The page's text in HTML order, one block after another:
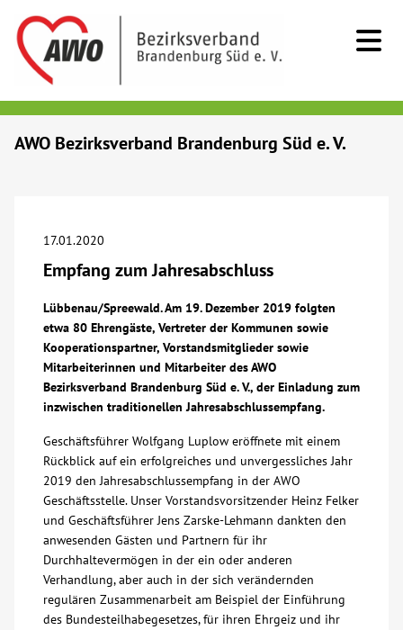
Beratung & Hilfe
Begegnung
Bildung
Über uns
Veranstaltungen
Spenden
Mitmachen
AWO Bezirksverband Brandenburg Süd e. V.
17.01.2020
Empfang zum Jahresabschluss
Lübbenau/Spreewald. Am 19. Dezember 2019 folgten
etwa 80 Ehrengäste, Vertreter der Kommunen sowie
Kooperationspartner, Vorstandsmitglieder sowie
Mitarbeiterinnen und Mitarbeiter des AWO
Bezirksverband Brandenburg Süd e. V., der Einladung zum
inzwischen traditionellen Jahresabschlussempfang.
Geschäftsführer Wolfgang Luplow eröffnete mit einem
Rückblick auf ein erfolgreiches und unvergessliches Jahr
2019 den Jahresabschlussempfang in der AWO
Geschäftsstelle. Unser Vorstandsvorsitzender Heinz Felker
und Geschäftsführer Jens Zarske-Lehmann dankten den
anwesenden Gästen und Partnern für ihr
Durchhaltevermögen in der ein oder anderen
Verhandlung, aber auch in der sich verändernden
regulären Zusammenarbeit am Beispiel der Einführung
des Bundesteilhabegesetzes, für ihren Ehrgeiz und ihr